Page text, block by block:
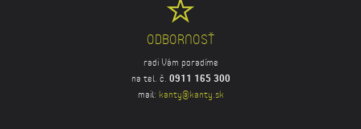
ODBORNOSŤ
radi Vám poradíme
na tel. č. 0911 165 300
mail: kanty@kanty.sk